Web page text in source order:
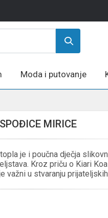
Moda i putovanje
MIRICE
je i poučna dječja
Kroz priču o Kiari
važni u stvaranju